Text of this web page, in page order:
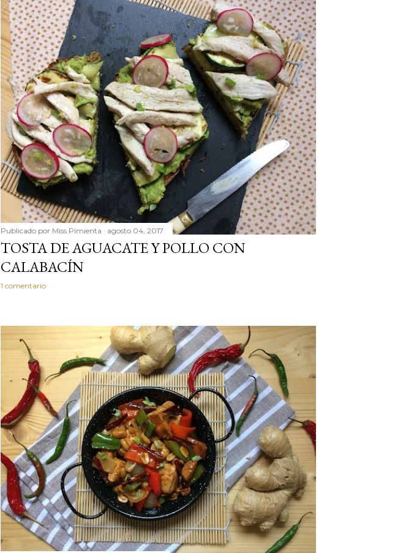
Publicado por Miss Pimienta agosto 04, 2017
TOSTA DE AGUACATE Y POLLO CON
CALABACÍN
1 comentario